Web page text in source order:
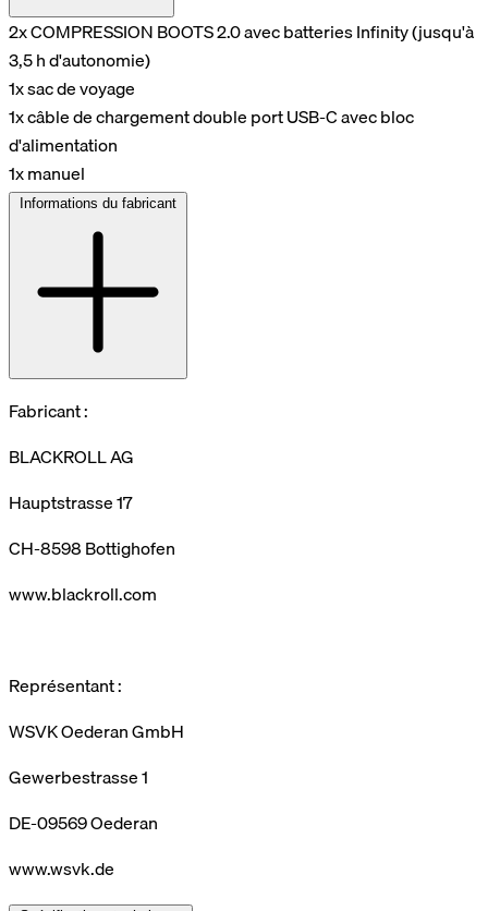
2x COMPRESSION BOOTS 2.0 avec batteries Infinity (jusqu'à
3,5 h d'autonomie)
1x sac de voyage
1x câble de chargement double port USB-C avec bloc
d'alimentation
1x manuel
Fabricant :
BLACKROLL AG
Hauptstrasse 17
CH-8598 Bottighofen
www.blackroll.com
Représentant :
WSVK Oederan GmbH
Gewerbestrasse 1
DE-09569 Oederan
www.wsvk.de